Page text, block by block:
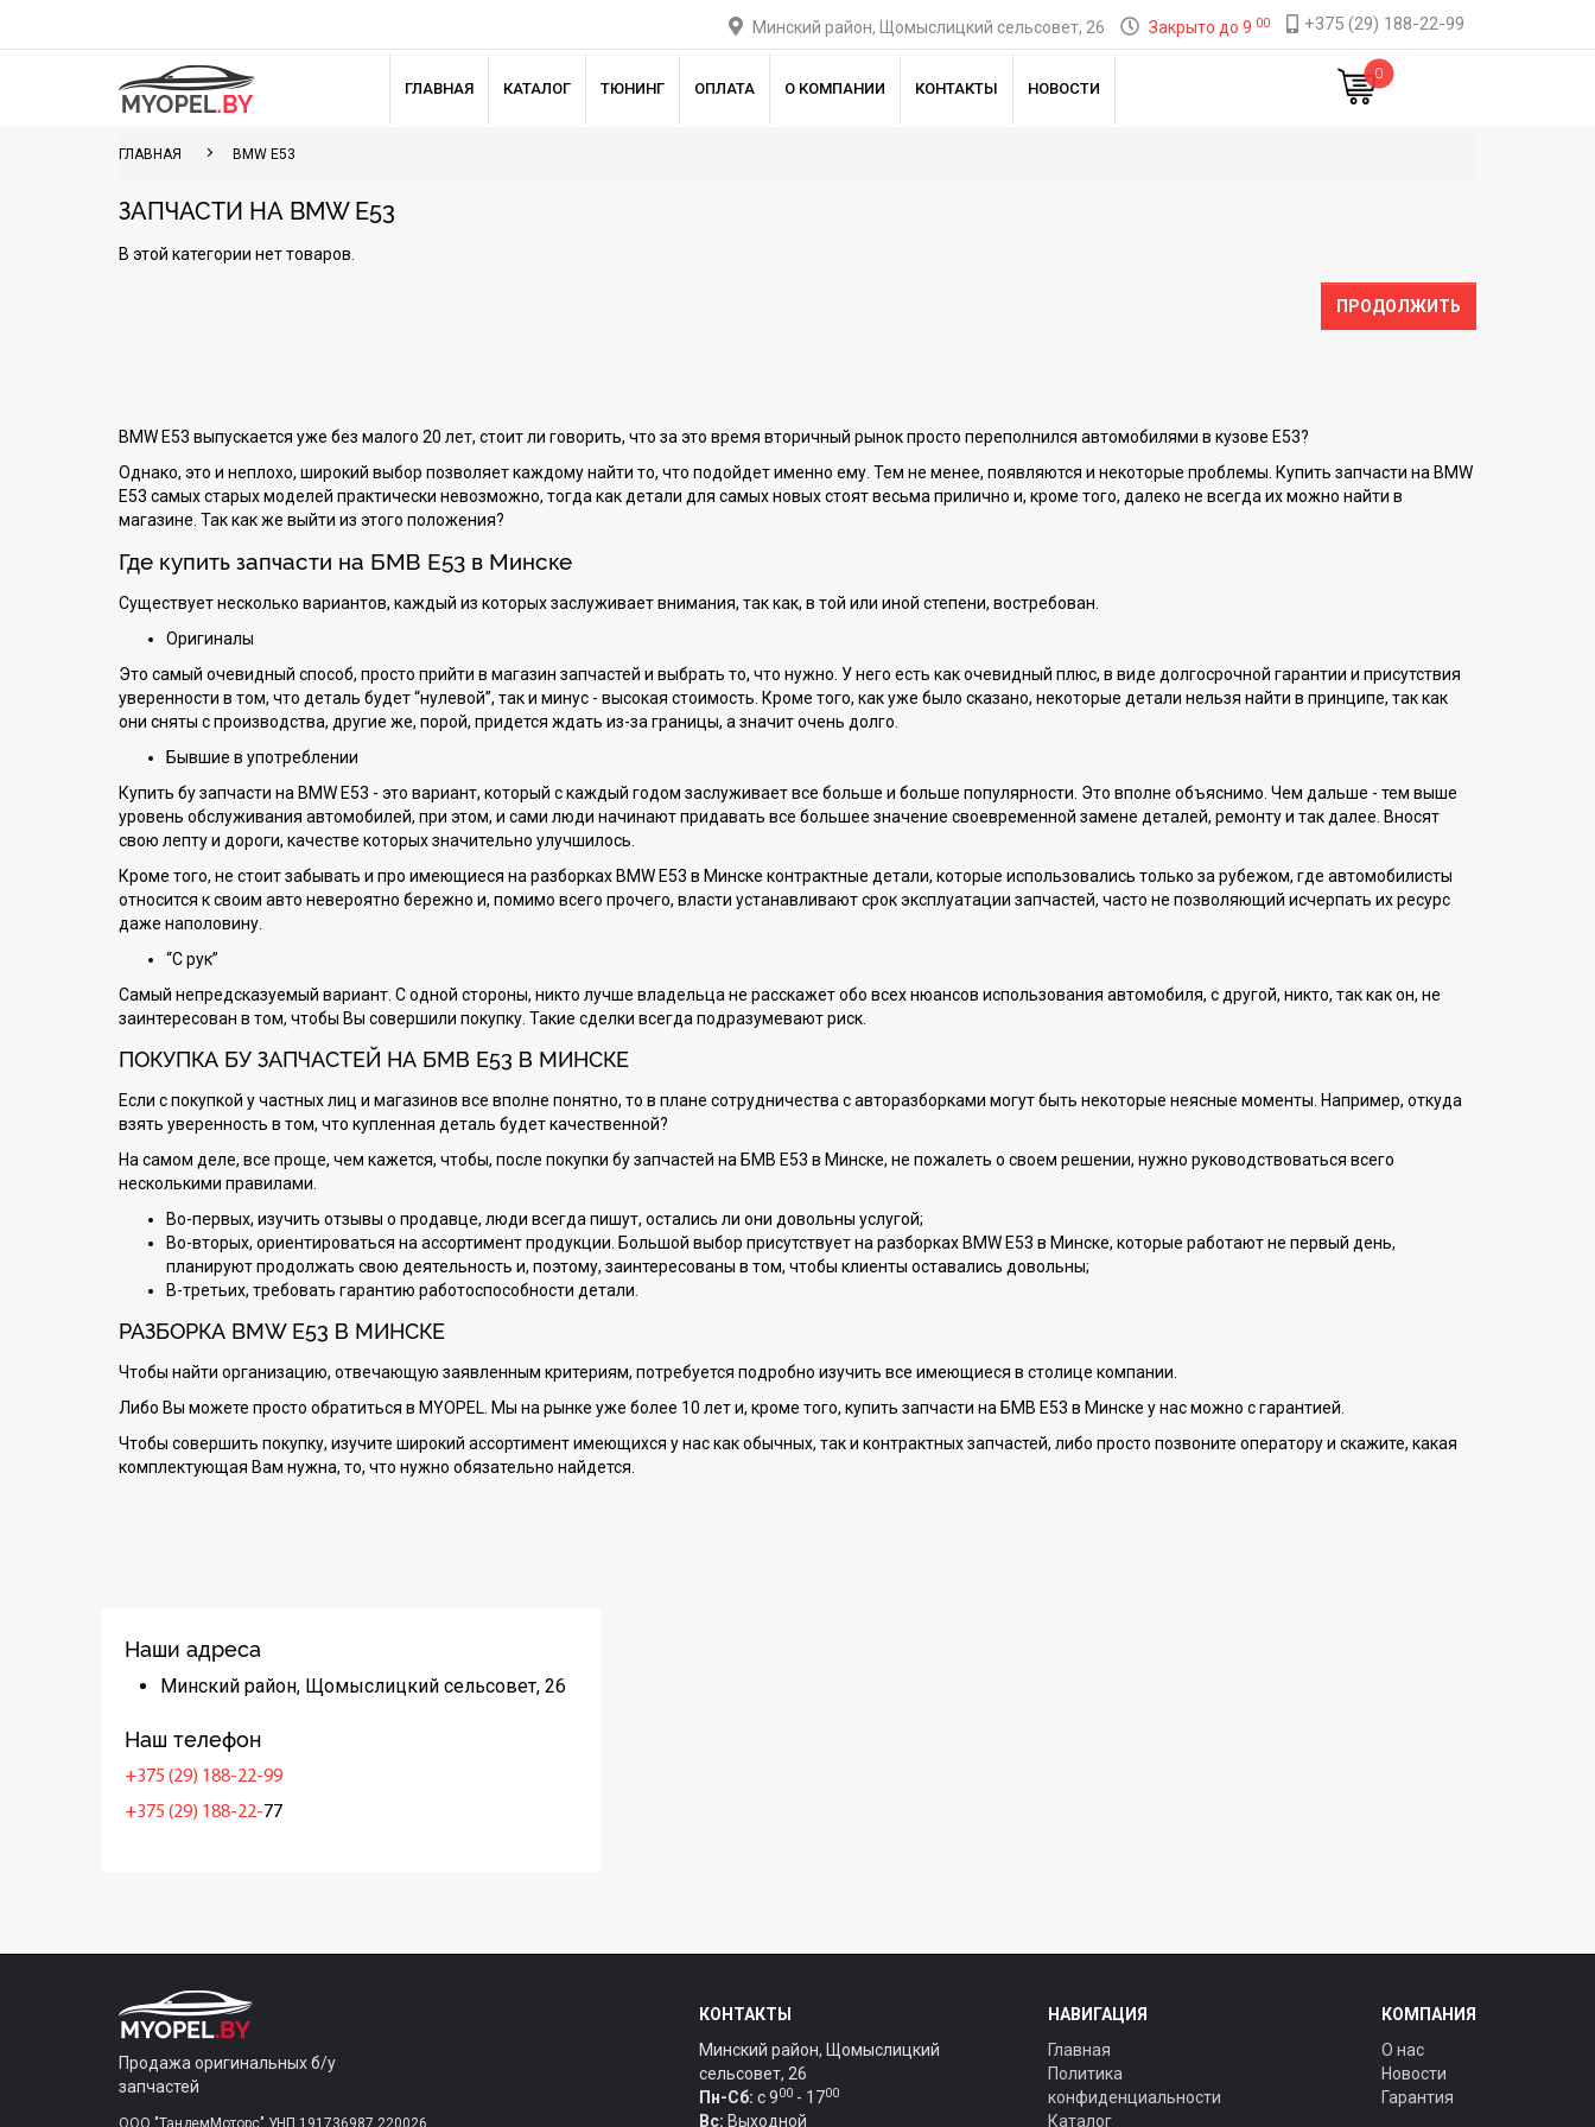
Минский район, Щомыслицкий сельсовет, 26 Закрыто до 9 00 +375 (29) 188-22-99
ГЛАВНАЯ КАТАЛОГ ТЮНИНГ ОПЛАТА О КОМПАНИИ КОНТАКТЫ НОВОСТИ
0
ГЛАВНАЯ BMW E53
ЗАПЧАСТИ НА BMW E53
В этой категории нет товаров.
ПРОДОЛЖИТЬ
BMW E53 выпускается уже без малого 20 лет, стоит ли говорить, что за это время вторичный рынок просто переполнился автомобилями в кузове E53?
Однако, это и неплохо, широкий выбор позволяет каждому найти то, что подойдет именно ему. Тем не менее, появляются и некоторые проблемы. Купить запчасти на BMW
E53 самых старых моделей практически невозможно, тогда как детали для самых новых стоят весьма прилично и, кроме того, далеко не всегда их можно найти в
магазине. Так как же выйти из этого положения?
Где купить запчасти на БМВ Е53 в Минске
Существует несколько вариантов, каждый из которых заслуживает внимания, так как, в той или иной степени, востребован.
Оригиналы
Это самый очевидный способ, просто прийти в магазин запчастей и выбрать то, что нужно. У него есть как очевидный плюс, в виде долгосрочной гарантии и присутствия
уверенности в том, что деталь будет “нулевой”, так и минус - высокая стоимость. Кроме того, как уже было сказано, некоторые детали нельзя найти в принципе, так как
они сняты с производства, другие же, порой, придется ждать из-за границы, а значит очень долго.
Бывшие в употреблении
Купить бу запчасти на BMW E53 - это вариант, который с каждый годом заслуживает все больше и больше популярности. Это вполне объяснимо. Чем дальше - тем выше
уровень обслуживания автомобилей, при этом, и сами люди начинают придавать все большее значение своевременной замене деталей, ремонту и так далее. Вносят
свою лепту и дороги, качестве которых значительно улучшилось.
Кроме того, не стоит забывать и про имеющиеся на разборках BMW E53 в Минске контрактные детали, которые использовались только за рубежом, где автомобилисты
относится к своим авто невероятно бережно и, помимо всего прочего, власти устанавливают срок эксплуатации запчастей, часто не позволяющий исчерпать их ресурс
даже наполовину.
“С рук”
Самый непредсказуемый вариант. С одной стороны, никто лучше владельца не расскажет обо всех нюансов использования автомобиля, с другой, никто, так как он, не
заинтересован в том, чтобы Вы совершили покупку. Такие сделки всегда подразумевают риск.
ПОКУПКА БУ ЗАПЧАСТЕЙ НА БМВ Е53 В МИНСКЕ
Если с покупкой у частных лиц и магазинов все вполне понятно, то в плане сотрудничества с авторазборками могут быть некоторые неясные моменты. Например, откуда
взять уверенность в том, что купленная деталь будет качественной?
На самом деле, все проще, чем кажется, чтобы, после покупки бу запчастей на БМВ Е53 в Минске, не пожалеть о своем решении, нужно руководствоваться всего
несколькими правилами.
Во-первых, изучить отзывы о продавце, люди всегда пишут, остались ли они довольны услугой;
Во-вторых, ориентироваться на ассортимент продукции. Большой выбор присутствует на разборках BMW E53 в Минске, которые работают не первый день,
планируют продолжать свою деятельность и, поэтому, заинтересованы в том, чтобы клиенты оставались довольны;
В-третьих, требовать гарантию работоспособности детали.
РАЗБОРКА BMW E53 В МИНСКЕ
Чтобы найти организацию, отвечающую заявленным критериям, потребуется подробно изучить все имеющиеся в столице компании.
Либо Вы можете просто обратиться в MYOPEL. Мы на рынке уже более 10 лет и, кроме того, купить запчасти на БМВ Е53 в Минске у нас можно с гарантией.
Чтобы совершить покупку, изучите широкий ассортимент имеющихся у нас как обычных, так и контрактных запчастей, либо просто позвоните оператору и скажите, какая
комплектующая Вам нужна, то, что нужно обязательно найдется.
Наши адреса
Минский район, Щомыслицкий сельсовет, 26
Наш телефон
+375 (29) 188-22-99
+375 (29) 188-22-77
Продажа оригинальных б/у
запчастей
ООО "ТандемМоторс" УНП 191736987 220026
КОНТАКТЫ
Минский район, Щомыслицкий
сельсовет, 26
Пн-Сб: c 900 - 1700
Вс: Выходной
НАВИГАЦИЯ
Главная
Политика
конфиденциальности
Каталог
КОМПАНИЯ
О нас
Новости
Гарантия